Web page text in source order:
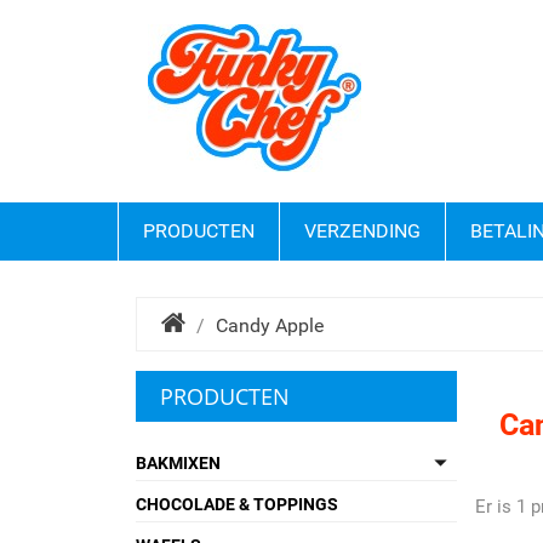
PRODUCTEN VERZENDING
Candy Apple
PRODUCTEN

BAKMIXEN
CHOCOLADE & TOPPINGS Er is 1